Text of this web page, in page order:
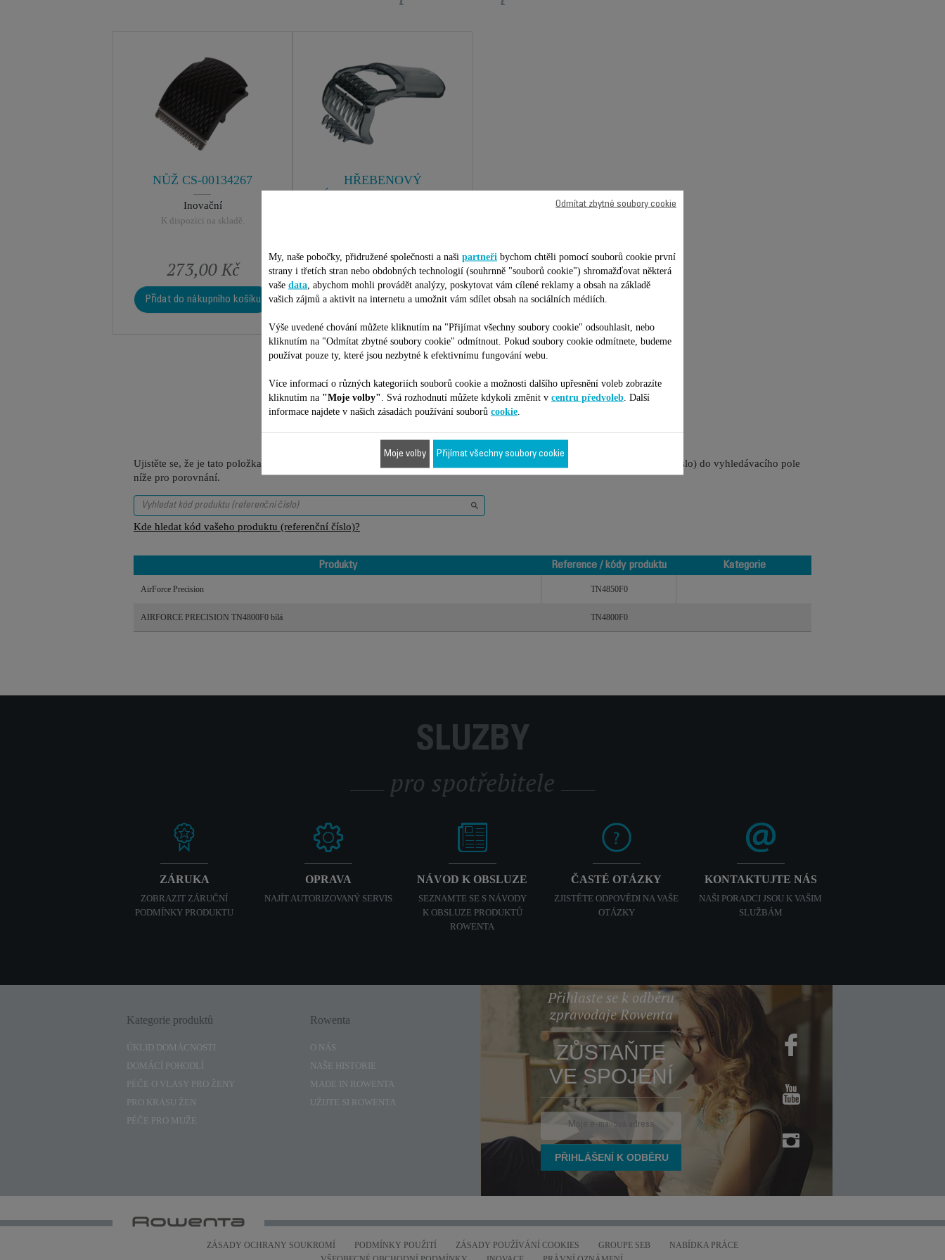
NŮŽ CS-00134267
Inovační
K dispozici na skladě.
273,00 Kč
Přidat do nákupního košíku
HŘEBENOVÝ
NÁSTAVEC CS-00138314
99,00 Kč
Přidat do nákupního košíku
Je vhodné pro 2 produktů
Ujistěte se, že je tato položka kompatibilní s vaším zařízením/produktem. Zadejte prosím kód vašeho produktu (referenční číslo) do vyhledávacího pole
níže pro porovnání.
Kde hledat kód vašeho produktu (referenční číslo)?
Produkty Reference / kódy produktu
Kategorie
AirForce Precision TN4850F0
AIRFORCE PRECISION TN4800F0 bílá TN4800F0
SLUŽBY
pro spotřebitele
ZÁRUKA
ZOBRAZIT ZÁRUČNÍ
PODMÍNKY PRODUKTU
OPRAVA
NAJÍT AUTORIZOVANÝ SERVIS
NÁVOD K OBSLUZE
SEZNAMTE SE S NÁVODY
K OBSLUZE PRODUKTŮ
ROWENTA
ČASTÉ OTÁZKY
ZJISTĚTE ODPOVĚDI NA VAŠE
OTÁZKY
KONTAKTUJTE NÁS
NAŠI PORADCI JSOU K VAŠIM
SLUŽBÁM
Kategorie produktů
ÚKLID DOMÁCNOSTI
DOMÁCÍ POHODLÍ
PÉČE O VLASY PRO ŽENY
PRO KRÁSU ŽEN
PÉČE PRO MUŽE
Rowenta
O NÁS
NAŠE HISTORIE
MADE IN ROWENTA
UŽIJTE SI ROWENTA
Přihlaste se k odběru
zpravodaje Rowenta
ZŮSTAŇTE
VE SPOJENÍ
ZÁSADY OCHRANY SOUKROMÍ PODMÍNKY POUŽITÍ ZÁSADY POUŽÍVÁNÍ COOKIES GROUPE SEB
NABÍDKA PRÁCE
My, naše pobočky, přidružené společnosti a naši partneři bychom chtěli pomocí souborů cookie první
strany i třetích stran nebo obdobných technologií (souhrnně "souborů cookie") shromažďovat některá
vaše data , abychom mohli provádět analýzy, poskytovat vám cílené reklamy a obsah na základě
vašich zájmů a aktivit na internetu a umožnit vám sdílet obsah na sociálních médiích.
Výše uvedené chování můžete kliknutím na "Přijímat všechny soubory cookie" odsouhlasit, nebo
kliknutím na "Odmítat zbytné soubory cookie" odmítnout. Pokud soubory cookie odmítnete, budeme
používat pouze ty, které jsou nezbytné k efektivnímu fungování webu.
Více informací o různých kategoriích souborů cookie a možnosti dalšího upřesnění voleb zobrazíte
kliknutím na "Moje volby" . Svá rozhodnutí můžete kdykoli změnit v centru předvoleb . Další
informace najdete v našich zásadách používání souborů cookie
Odmítat zbytné soubory cookie
Moje volby Přijímat všechny soubory cookie